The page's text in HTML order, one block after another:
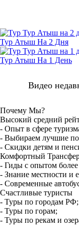
Тур Атыш На 2 Дня
Тур Атыш На 1 День
Видео
Почему Мы?
Высокий средний
- Опыт в сфере
- Выбираем лучшие
- Скидки детям и
Комфортный
- Гиды с опытом более
- Знание местности и
- Современные
Счастливые туристы
- Туры по городам РФ;
- Туры по горам;
- Туры по рекам и